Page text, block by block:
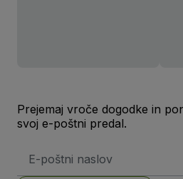
Prejemaj vroče dogodke in
svoj e-poštni predal.
naslov